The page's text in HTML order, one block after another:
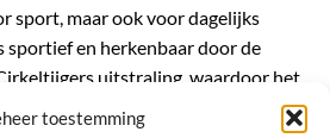
toestemming
sport, maar ook voor dagelijks
sportief en herkenbaar door de
uitstraling, waardoor het